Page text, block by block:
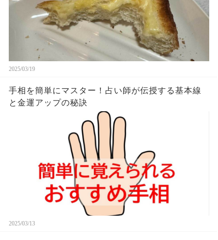
2025/03/19
手相を簡単にマスター！占い師が伝授する基本線
と金運アップの秘訣
2025/03/13